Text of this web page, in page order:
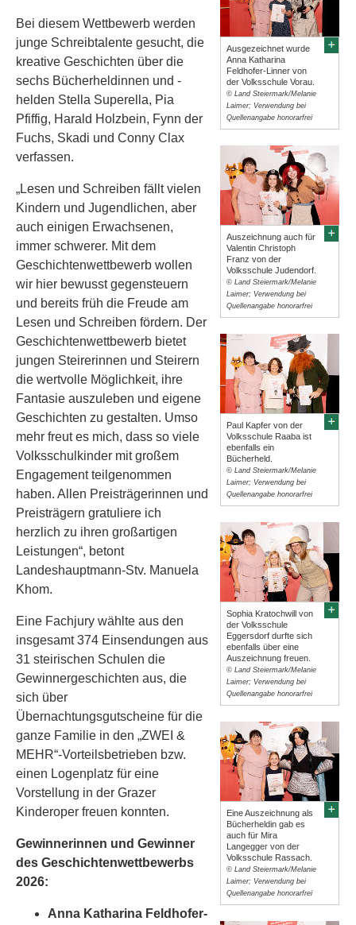
Ausgezeichnet wurde
Anna Katharina
Feldhofer-Linner von
der Volksschule Vorau.
© Land Steiermark/Melanie
Laimer; Verwendung bei
Quellenangabe honorarfrei
Auszeichnung auch für
Valentin Christoph
Franz von der
Volksschule Judendorf.
© Land Steiermark/Melanie
Laimer; Verwendung bei
Quellenangabe honorarfrei
Paul Kapfer von der
Volksschule Raaba ist
ebenfalls ein
Bücherheld.
© Land Steiermark/Melanie
Laimer; Verwendung bei
Quellenangabe honorarfrei
Sophia Kratochwill von
der Volksschule
Eggersdorf durfte sich
ebenfalls über eine
Auszeichnung freuen.
© Land Steiermark/Melanie
Laimer; Verwendung bei
Quellenangabe honorarfrei
Eine Auszeichnung als
Bücherheldin gab es
auch für Mira
Langegger von der
Volksschule Rassach.
© Land Steiermark/Melanie
Laimer; Verwendung bei
Quellenangabe honorarfrei
Bei diesem Wettbewerb werden
junge Schreibtalente gesucht, die
kreative Geschichten über die
sechs Bücherheldinnen und -
helden Stella Superella, Pia
Pfiffig, Harald Holzbein, Fynn der
Fuchs, Skadi und Conny Clax
verfassen.
„Lesen und Schreiben fällt vielen
Kindern und Jugendlichen, aber
auch einigen Erwachsenen,
immer schwerer. Mit dem
Geschichtenwettbewerb wollen
wir hier bewusst gegensteuern
und bereits früh die Freude am
Lesen und Schreiben fördern. Der
Geschichtenwettbewerb bietet
jungen Steirerinnen und Steirern
die wertvolle Möglichkeit, ihre
Fantasie auszuleben und eigene
Geschichten zu gestalten. Umso
mehr freut es mich, dass so viele
Volksschulkinder mit großem
Engagement teilgenommen
haben. Allen Preisträgerinnen und
Preisträgern gratuliere ich
herzlich zu ihren großartigen
Leistungen“, betont
Landeshauptmann-Stv. Manuela
Khom.
Eine Fachjury wählte aus den
insgesamt 374 Einsendungen aus
31 steirischen Schulen die
Gewinnergeschichten aus, die
sich über
Übernachtungsgutscheine für die
ganze Familie in den „ZWEI &
MEHR“-Vorteilsbetrieben bzw.
einen Logenplatz für eine
Vorstellung in der Grazer
Kinderoper freuen konnten.
Gewinnerinnen und Gewinner
des Geschichtenwettbewerbs
2026:
Anna Katharina Feldhofer-